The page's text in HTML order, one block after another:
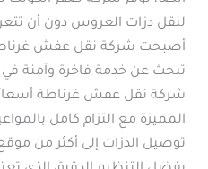
لنقل دزات العروس دون أن
أصبحت شركة نقل عفش غرناطة
تبحث عن خدمة فاخرة وآمنة
شركة نقل عفش غرناطة
المميزة مع التزام كامل
توصيل الدزات إلى أكثر من